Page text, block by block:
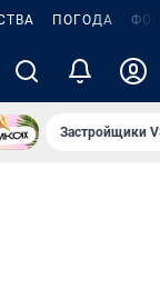
ПОГОДА
Застройщики